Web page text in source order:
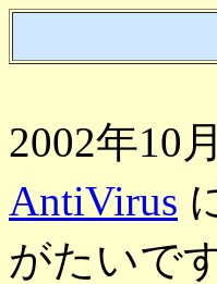
2002年10
AntiVirus
がたいで